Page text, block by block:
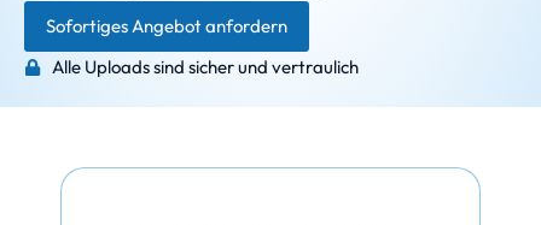
Sofortiges Angebot anfordern
Alle Uploads sind sicher und vertraulich